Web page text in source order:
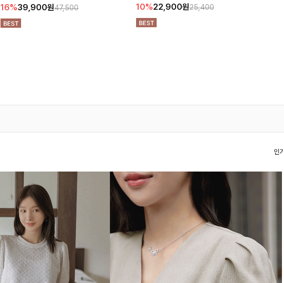
16%39,900원47,500
요-
10%22,900원25,400